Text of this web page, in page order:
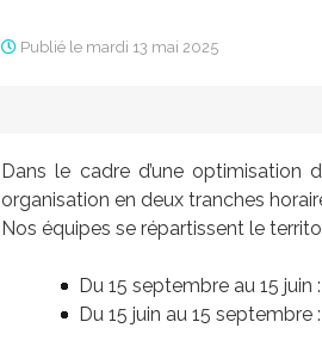
Publié le mardi 13 mai 2025
Dans le cadre d’une
organisation en deux tranches
Nos équipes se répartissent le
Du 15 septembre au 15
Du 15 juin au 15